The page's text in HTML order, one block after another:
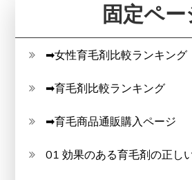
固定ペー
➡女性育毛剤比較ランキング
➡育毛剤比較ランキング
➡育毛商品通販購入ページ
01 効果のある育毛剤の正し